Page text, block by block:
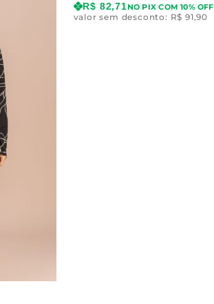
R$ 82,71NO PIX COM 10% OFF
valor sem desconto: R$ 91,90